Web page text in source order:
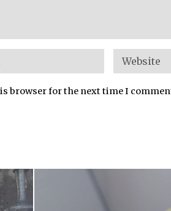
browser for the next time I